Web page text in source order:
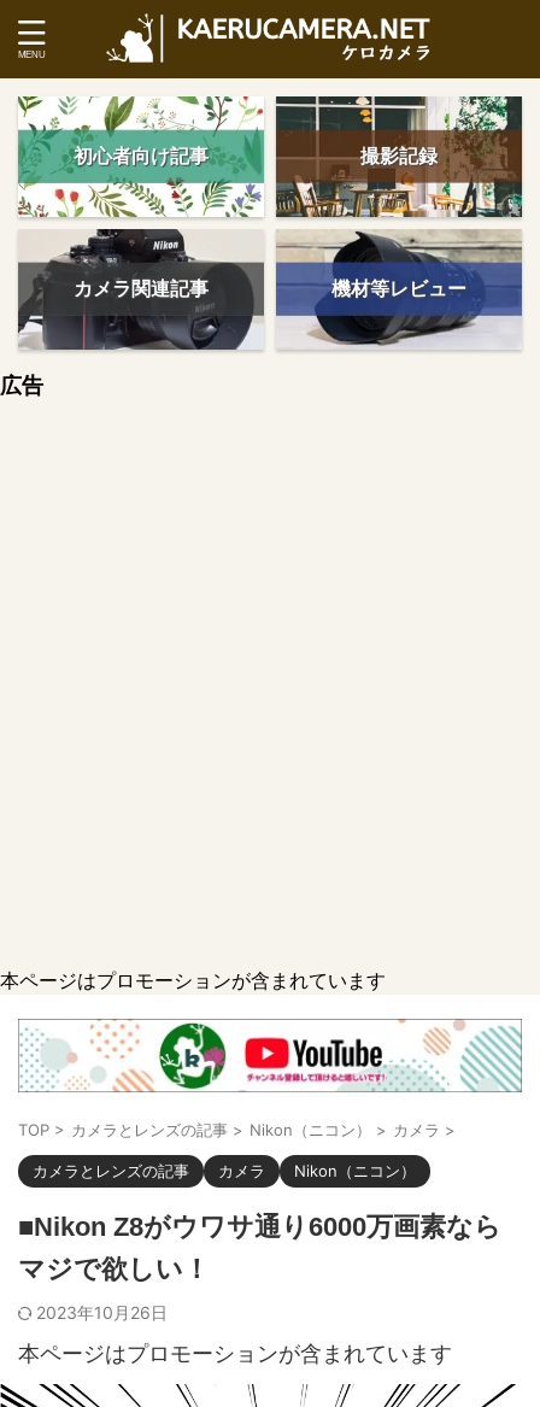
初心者向け記事 撮影記録
カメラ関連記事 機材等レビュー
広告
本ページはプロモーションが含まれています
TOP > カメラとレンズの記事 > Nikon（ニコン） > カメラ >
カメラとレンズの記事 カメラ Nikon（ニコン）
■Nikon Z8がウワサ通り6000万画素なら
マジで欲しい！
2023年10月26日
本ページはプロモーションが含まれています